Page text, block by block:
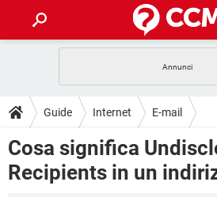
INTRATTENIMENTO
iOS
INSTAGRAM
GUIDE
COVID-19
INTRATTENIMENTO
DOWNLOAD
COVID-19
FORUM
Guide Internet E-mail
Cosa significa
Recipients in un